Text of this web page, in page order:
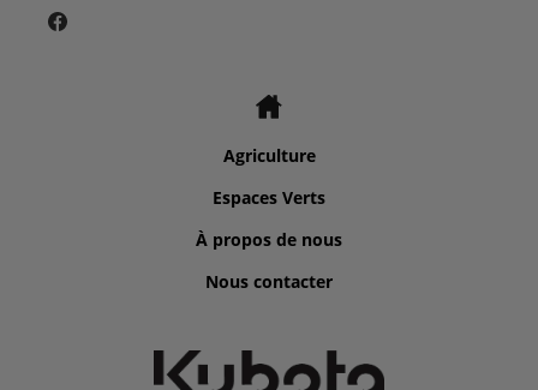
Agriculture
Espaces Verts
À propos de nous
Nous contacter